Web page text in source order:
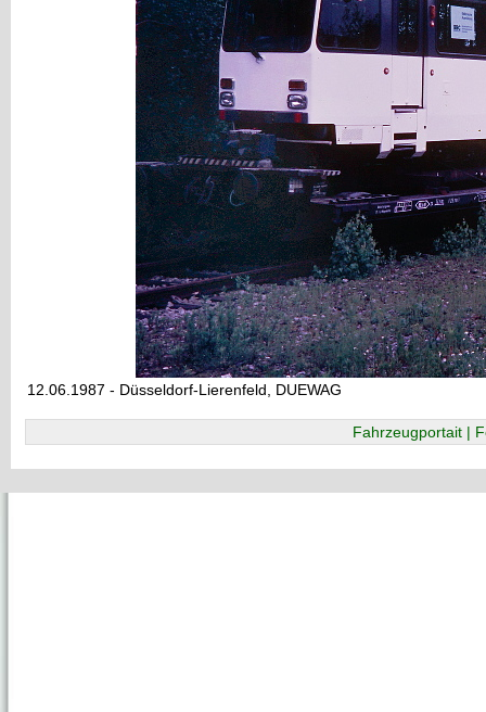
12.06.1987 - Düsseldorf-Lierenfeld, DUEWAG
Fahrzeugportait |